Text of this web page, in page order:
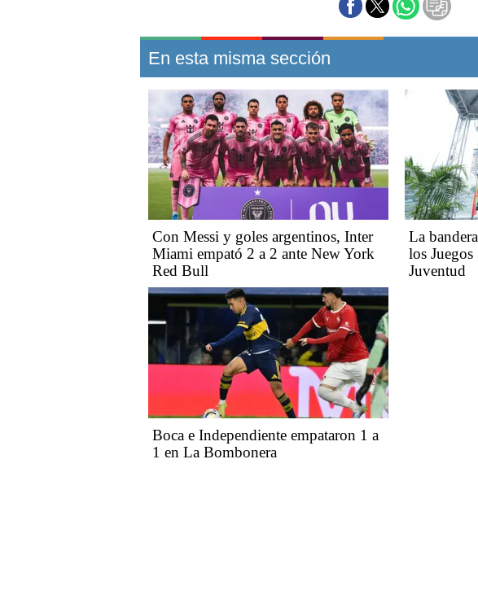
En esta misma sección
Con Messi y goles argentinos, Inter
Miami empató 2 a 2 ante New York
Red Bull
La
los Juegos
Juventud
Boca e Independiente empataron 1 a
1 en La Bombonera